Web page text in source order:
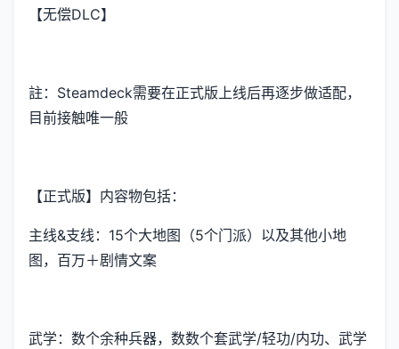
【无偿DLC】
註：Steamdeck需要在正式版上线后再逐步做适配，
目前接触唯一般
【正式版】内容物包括：
主线&支线：15个大地图（5个门派）以及其他小地
图，百万＋剧情文案
武学：数个余种兵器，数数个套武学/轻功/内功、武学